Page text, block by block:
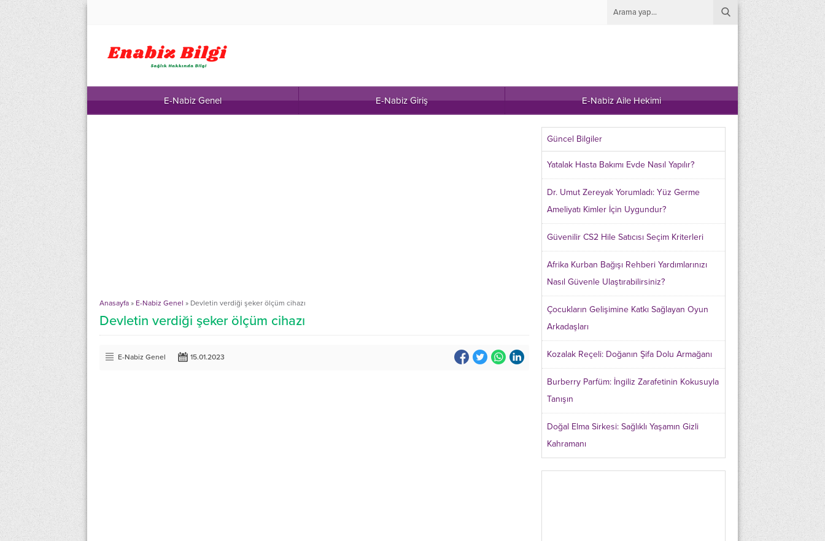
E-Nabiz Genel E-Nabiz Giriş E-Nabiz Aile Hekimi
Anasayfa » E-Nabiz Genel » Devletin verdiği şeker ölçüm cihazı
Devletin verdiği şeker ölçüm cihazı
E-Nabiz Genel 15.01.2023
Güncel Bilgiler
Yatalak Hasta Bakımı Evde Nasıl Yapılır?
Dr. Umut Zereyak Yorumladı: Yüz Germe
Ameliyatı Kimler İçin Uygundur?
Güvenilir CS2 Hile Satıcısı Seçim Kriterleri
Afrika Kurban Bağışı Rehberi Yardımlarınızı
Nasıl Güvenle Ulaştırabilirsiniz?
Çocukların Gelişimine Katkı Sağlayan Oyun
Arkadaşları
Kozalak Reçeli: Doğanın Şifa Dolu Armağanı
Burberry Parfüm: İngiliz Zarafetinin Kokusuyla
Tanışın
Doğal Elma Sirkesi: Sağlıklı Yaşamın Gizli
Kahramanı